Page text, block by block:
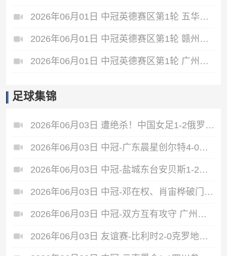
2026年06月01日 中冠英德赛区第1轮 五华华京 VS 广州联增城澳体 全场录像
2026年06月01日 中冠英德赛区第1轮 赣州红星 VS 盐城东台安贝斯 全场录像
2026年06月01日 中冠英德赛区第1轮 广州黄埔志诚 VS 广东晨星创尔特 全场录像
足球集锦
2026年06月03日 遭绝杀！中国女足1-2俄罗斯女足 王霜世界波难救主对手86分钟破门
2026年06月03日 中冠-广东晨星创尔特4-0赣州红星 罗凯梅开二度
2026年06月03日 中冠-盐城东台安贝斯1-2广州黄埔志诚 李启涛梅开二度
2026年06月03日 中冠-邓在权、肖宙桦破门 中国澳门U23 1-2 五华华京
2026年06月03日 中冠-双方互有攻守 广州联增城澳体0-0泰州早茶黑马
2026年06月03日 友谊赛-比利时2-0克罗地亚 蒂莱曼斯推射破门卢卡库单刀建功